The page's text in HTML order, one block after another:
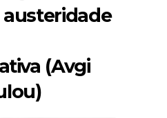
austeridade
(Avgi